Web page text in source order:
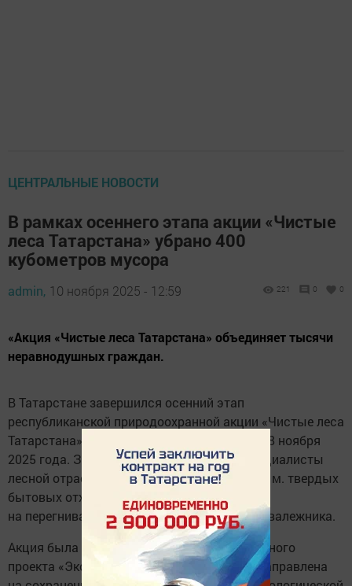
ЦЕНТРАЛЬНЫЕ НОВОСТИ
В рамках осеннего этапа акции «Чистые
леса Татарстана» убрано 400
кубометров мусора
admin, 10 ноября 2025 - 12:59 221 0 0
«Акция «Чистые леса Татарстана» объединяет тысячи
неравнодушных граждан.
В Татарстане завершился осенний этап
республиканской природоохранной акции «Чистые леса
Татарстана», проходивший с 8 сентября по 8 ноября
2025 года. За два месяца волонтеры и специалисты
лесной отрасли собрали и вывезли 400 куб. м. твердых
бытовых отходов, а также сложили в кучи
на перегнивание 3,2 тыс. куб. м. сухостоя и валежника.
Акция была проведена в рамках национального
проекта «Экологическое благополучие» и направлена